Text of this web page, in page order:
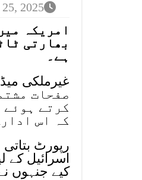
2025
امریکہ
بھارتی
ہے۔
صفحات
کرتے ہوئے
کہ اس
اسرائیل کے
کیے جنہوں